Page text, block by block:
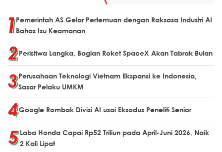
Pemerintah AS Gelar Pertemuan dengan Raksasa Industri AI
Bahas Isu Keamanan
Peristiwa Langka, Bagian Roket SpaceX Akan Tabrak Bulan
Perusahaan Teknologi Vietnam Ekspansi ke Indonesia,
Sasar Pelaku UMKM
Google Rombak Divisi AI usai Eksodus Peneliti Senior
Laba Honda Capai Rp52 Triliun pada April-Juni 2026, Naik
2 Kali Lipat